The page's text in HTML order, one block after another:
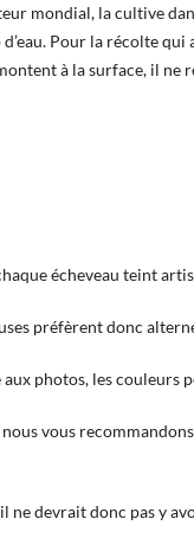
mondial, la cultive
Pour la récolte qui
à la surface, il ne
écheveau teint
préfèrent donc
photos, les couleurs
vous
ne devrait donc pas y